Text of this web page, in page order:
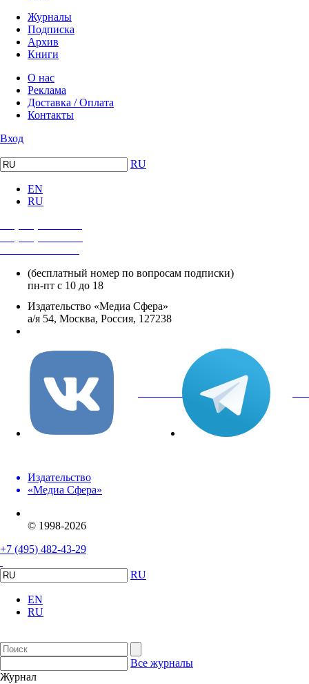
Журналы
Подписка
Архив
Книги
О нас
Реклама
Доставка / Оплата
Контакты
Вход
RU
EN
RU
(бесплатный номер по вопросам подписки)
пн-пт с 10 до 18
Издательство «Медиа Сфера»
а/я 54, Москва, Россия, 127238
вКонтакте
Издательство
«Медиа Сфера»
© 1998-2026
+7 (495) 482-43-29
RU
EN
RU
Все журналы
Журнал